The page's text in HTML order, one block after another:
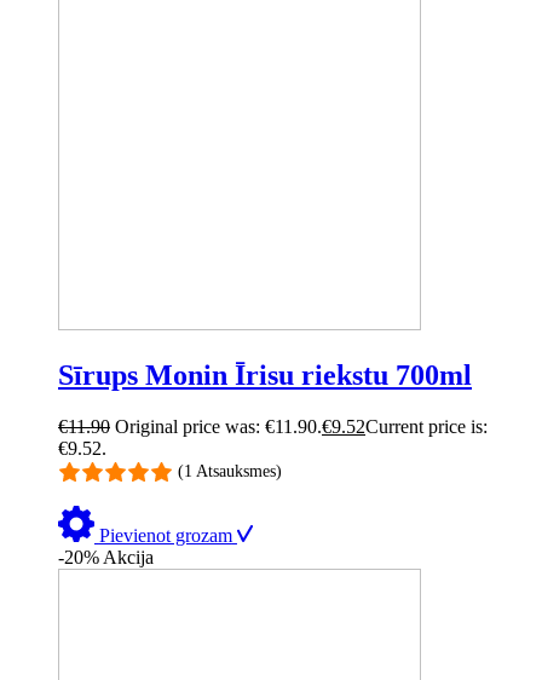
Sīrups Monin Īrisu riekstu 700ml
€11.90 Original price was: €11.90.€9.52Current price is:
€9.52.
(1 Atsauksmes)
Pievienot grozam
-20% Akcija